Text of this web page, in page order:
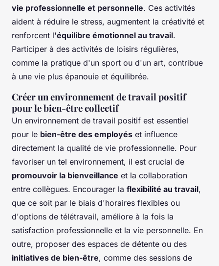
vie professionnelle et personnelle. Ces activités
aident à réduire le stress, augmentent la créativité et
renforcent l'équilibre émotionnel au travail.
Participer à des activités de loisirs régulières,
comme la pratique d'un sport ou d'un art, contribue
à une vie plus épanouie et équilibrée.
Créer un environnement de travail positif
pour le bien-être collectif
Un environnement de travail positif est essentiel
pour le bien-être des employés et influence
directement la qualité de vie professionnelle. Pour
favoriser un tel environnement, il est crucial de
promouvoir la bienveillance et la collaboration
entre collègues. Encourager la flexibilité au travail,
que ce soit par le biais d'horaires flexibles ou
d'options de télétravail, améliore à la fois la
satisfaction professionnelle et la vie personnelle. En
outre, proposer des espaces de détente ou des
initiatives de bien-être, comme des sessions de